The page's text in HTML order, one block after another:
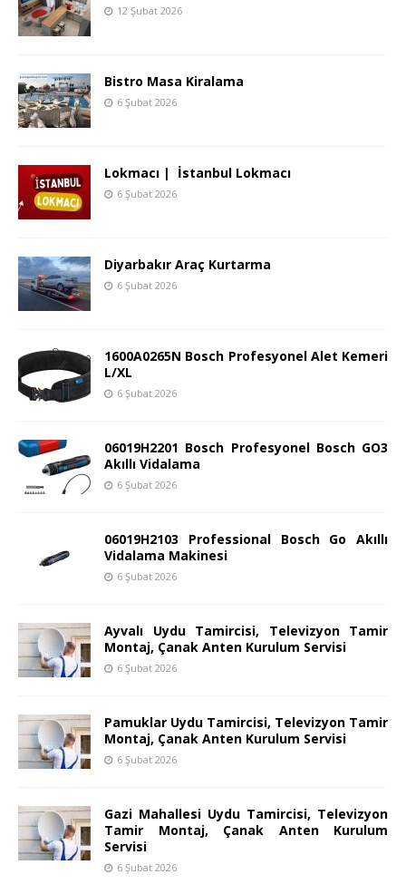
12 Şubat 2026
Bistro Masa Kiralama
6 Şubat 2026
Lokmacı | İstanbul Lokmacı
6 Şubat 2026
Diyarbakır Araç Kurtarma
6 Şubat 2026
1600A0265N Bosch Profesyonel Alet Kemeri
L/XL
6 Şubat 2026
06019H2201 Bosch Profesyonel Bosch GO3
Akıllı Vidalama
6 Şubat 2026
06019H2103 Professional Bosch Go Akıllı
Vidalama Makinesi
6 Şubat 2026
Ayvalı Uydu Tamircisi, Televizyon Tamir
Montaj, Çanak Anten Kurulum Servisi
6 Şubat 2026
Pamuklar Uydu Tamircisi, Televizyon Tamir
Montaj, Çanak Anten Kurulum Servisi
6 Şubat 2026
Gazi Mahallesi Uydu Tamircisi, Televizyon
Tamir Montaj, Çanak Anten Kurulum
Servisi
6 Şubat 2026